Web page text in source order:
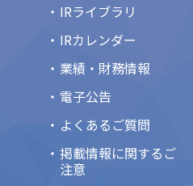
IRライブラリ
IRカレンダー
業績・財務情報
電子公告
よくあるご質問
掲載情報に関するご
注意